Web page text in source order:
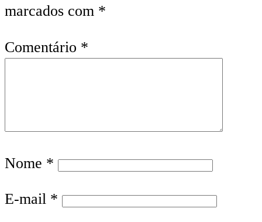
marcados com *
Comentário *
Nome *
E-mail *